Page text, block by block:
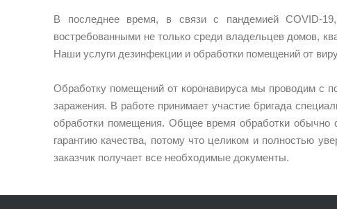
В последнее время, в связи с пандемией COVID-
востребованными не только среди владельцев домов,
Наши услуги дезинфекции и обработки помещений от
Обработку помещений от коронавируса мы проводим с
заражения. В работе принимает участие бригада
обработки помещения. Общее время обработки
гарантию качества, потому что целиком и полностью
заказчик получает все необходимые документы.